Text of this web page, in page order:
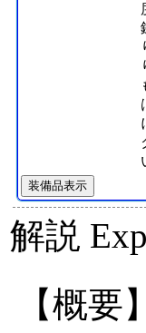
装備品表示
解説
【概要】